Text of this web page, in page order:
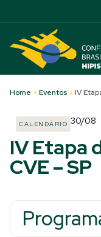
Home > Eventos > IV
CALENDÁRIO 30/08
IV Etapa
CVE – SP